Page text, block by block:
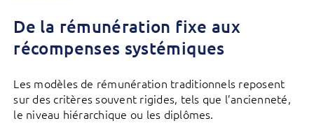
De la rémunération fixe aux
récompenses systémiques
Les modèles de rémunération traditionnels reposent
sur des critères souvent rigides, tels que l’ancienneté,
le niveau hiérarchique ou les diplômes.